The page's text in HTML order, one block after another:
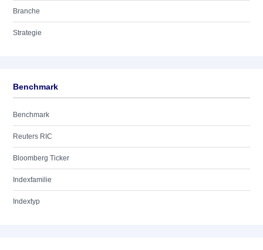
Branche
Strategie
Benchmark
Benchmark
Reuters RIC
Bloomberg Ticker
Indexfamilie
Indextyp